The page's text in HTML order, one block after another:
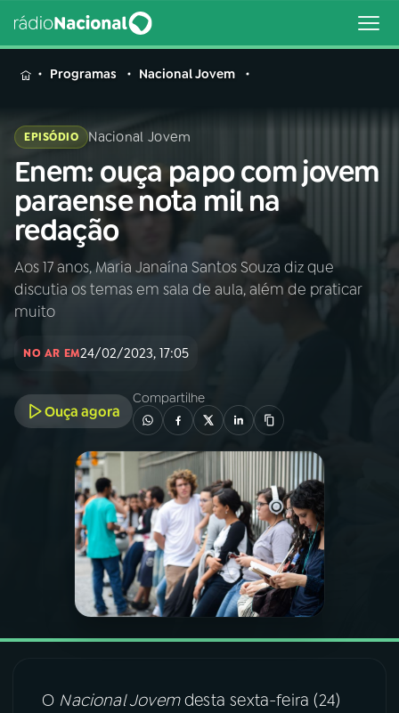
MENU
Buscar
na
Rádio
Nacional
Buscar
AO VIVO
PROGRAMAS
PODCASTS
VIDEOCASTS
Programas Nacional Jovem
EPISÓDIO Nacional Jovem
Enem: ouça papo com jovem
paraense nota mil na
redação
Aos 17 anos, Maria Janaína Santos Souza diz que
discutia os temas em sala de aula, além de praticar
muito
NO AR EM24/02/2023, 17:05
Ouça agora
Compartilhe
O Nacional Jovemdesta sexta-feira (24)